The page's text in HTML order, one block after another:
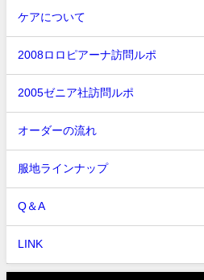
ケアについて
2008ロロピアーナ訪問ルポ
2005ゼニア社訪問ルポ
オーダーの流れ
服地ラインナップ
Q＆A
LINK